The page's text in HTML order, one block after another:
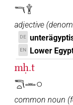
𓎔𓇉
adjective (
DE
EN Lower
mḥ.t
𓎔𓏏𓏛𓂂
common noun (